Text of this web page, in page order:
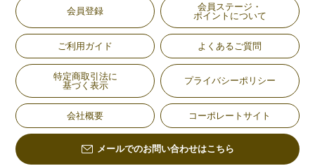
会員登録
会員ステージ・
ポイントについて
ご利用ガイド よくあるご質問
特定商取引法に
基づく表示
プライバシーポリシー
会社概要 コーポレートサイト
メールでのお問い合わせはこちら